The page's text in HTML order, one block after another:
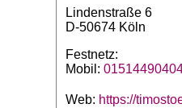
Lindenstraße 6
D-50674 Köln
Festnetz:
Mobil:
Web: https://